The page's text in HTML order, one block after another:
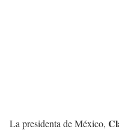
La presidenta de México,